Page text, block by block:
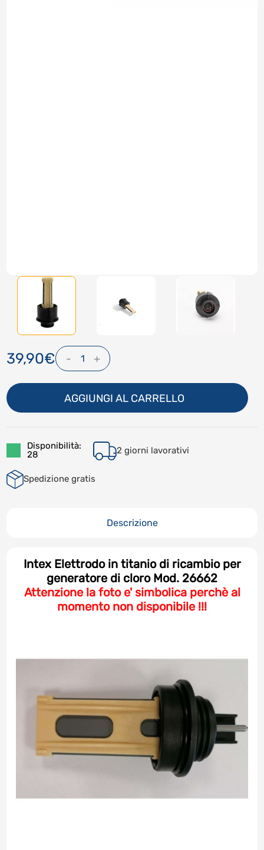
39,90€ - 1 +
AGGIUNGI AL CARRELLO
Disponibilità:
28
2 giorni lavorativi
Spedizione gratis
Descrizione
Intex Elettrodo in titanio di ricambio per
generatore di cloro Mod. 26662
Attenzione la foto e' simbolica perchè al
momento non disponibile !!!